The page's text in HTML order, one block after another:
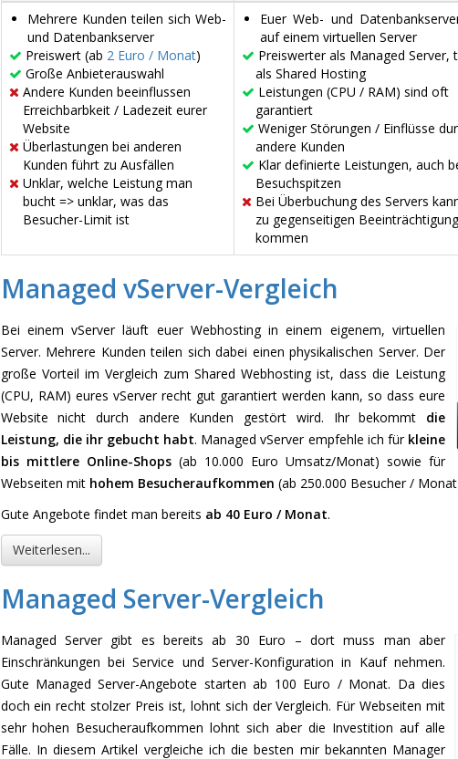
Mehrere Kunden teilen sich Web-
und Datenbankserver
Preiswert (ab 2 Euro / Monat)
Große Anbieterauswahl
Andere Kunden beeinflussen
Erreichbarbkeit / Ladezeit eurer
Website
Überlastungen bei anderen
Kunden führt zu Ausfällen
Unklar, welche Leistung man
bucht => unklar, was das
Besucher-Limit ist
Euer Web- und
auf einem virtuellen Server
Preiswerter als Managed Server,
als Shared Hosting
Leistungen (CPU / RAM) sind oft
garantiert
Weniger Störungen / Einflüsse
andere Kunden
Klar definierte Leistungen, auch
Besuchspitzen
Bei Überbuchung des Servers
zu gegenseitigen
kommen
Managed vServer-Vergleich
Bei einem vServer läuft euer Webhosting in einem eigenem, virtuellen
Server. Mehrere Kunden teilen sich dabei einen physikalischen Server. Der
große Vorteil im Vergleich zum Shared Webhosting ist, dass die Leistung
(CPU, RAM) eures vServer recht gut garantiert werden kann, so dass eure
Website nicht durch andere Kunden gestört wird. Ihr bekommt die
Leistung, die ihr gebucht habt. Managed vServer empfehle ich für kleine
bis mittlere Online-Shops(ab 10.000 Euro Umsatz/Monat) sowie für
Webseiten mit hohem Besucheraufkommen (ab 250.000 Besucher /
Gute Angebote findet man bereits ab 40 Euro / Monat.
Weiterlesen...
Managed Server-Vergleich
Managed Server gibt es bereits ab 30 Euro – dort muss man aber
Einschränkungen bei Service und Server-Konfiguration in Kauf nehmen.
Gute Managed Server-Angebote starten ab 100 Euro / Monat. Da dies
doch ein recht stolzer Preis ist, lohnt sich der Vergleich. Für Webseiten mit
sehr hohen Besucheraufkommen lohnt sich aber die Investition auf alle
Fälle. In diesem Artikel vergleiche ich die besten mir bekannten Manager